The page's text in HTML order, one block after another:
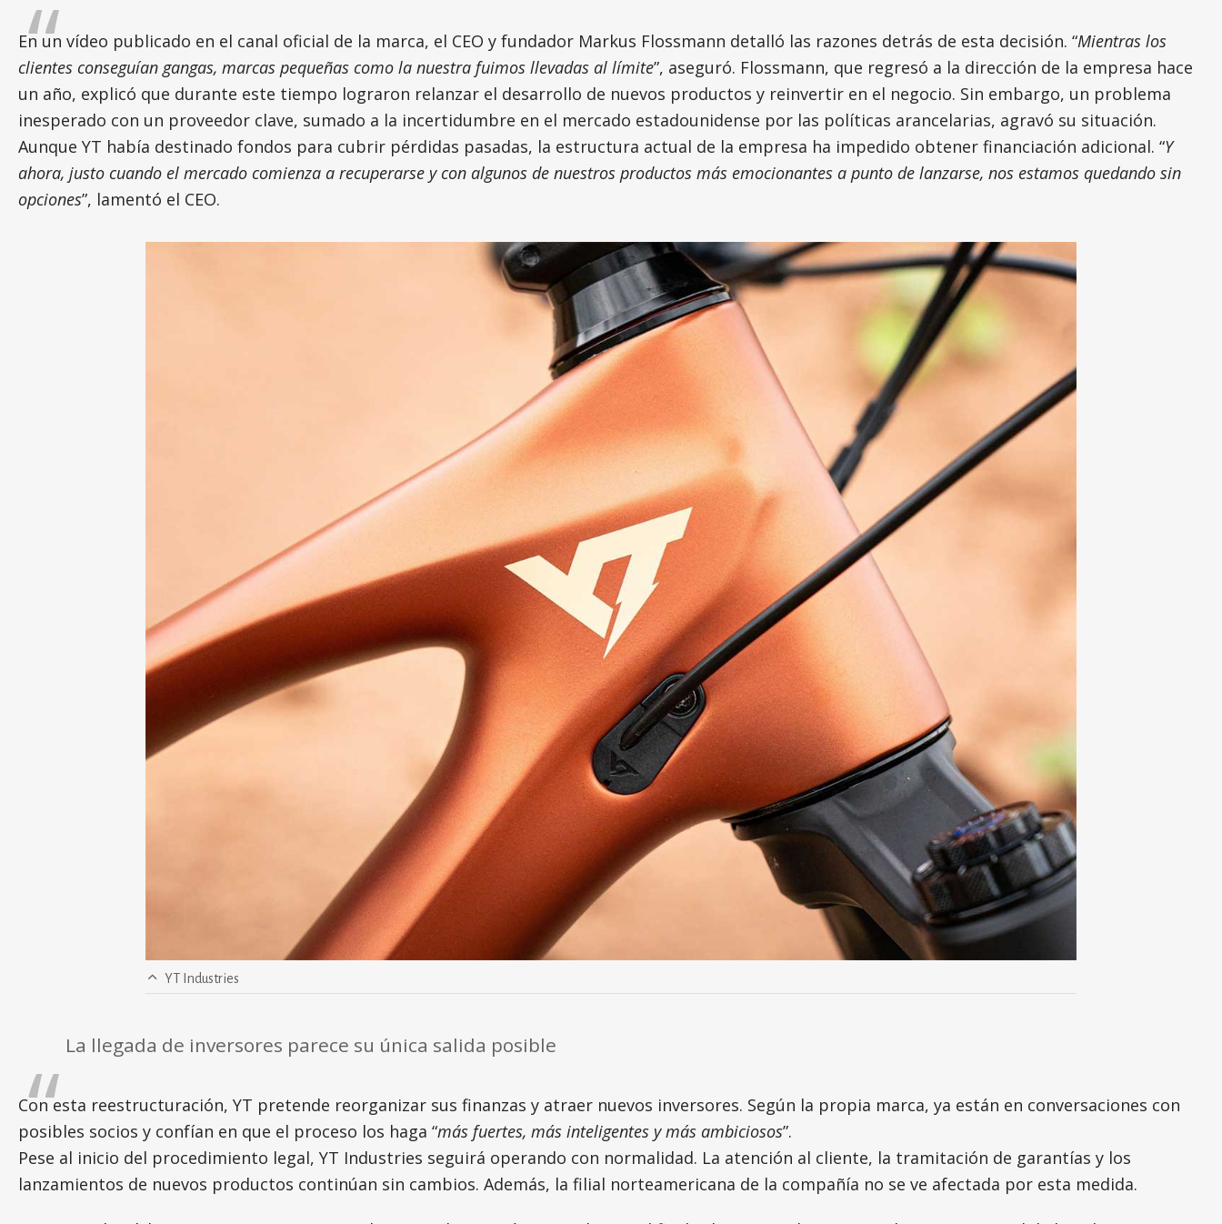
En un vídeo publicado en el canal oficial de la marca, el CEO y fundador Markus Flossmann detalló las razones detrás de esta decisión. “Mientras los
clientes conseguían gangas, marcas pequeñas como la nuestra fuimos llevadas al límite”, aseguró. Flossmann, que regresó a la dirección de la empresa hace
un año, explicó que durante este tiempo lograron relanzar el desarrollo de nuevos productos y reinvertir en el negocio. Sin embargo, un problema
inesperado con un proveedor clave, sumado a la incertidumbre en el mercado estadounidense por las políticas arancelarias, agravó su situación.
Aunque YT había destinado fondos para cubrir pérdidas pasadas, la estructura actual de la empresa ha impedido obtener financiación adicional. “Y
ahora, justo cuando el mercado comienza a recuperarse y con algunos de nuestros productos más emocionantes a punto de lanzarse, nos estamos quedando sin
opciones”, lamentó el CEO.
YT Industries
La llegada de inversores parece su única salida posible
Con esta reestructuración, YT pretende reorganizar sus finanzas y atraer nuevos inversores. Según la propia marca, ya están en conversaciones con
posibles socios y confían en que el proceso los haga “más fuertes, más inteligentes y más ambiciosos”.
Pese al inicio del procedimiento legal, YT Industries seguirá operando con normalidad. La atención al cliente, la tramitación de garantías y los
lanzamientos de nuevos productos continúan sin cambios. Además, la filial norteamericana de la compañía no se ve afectada por esta medida.